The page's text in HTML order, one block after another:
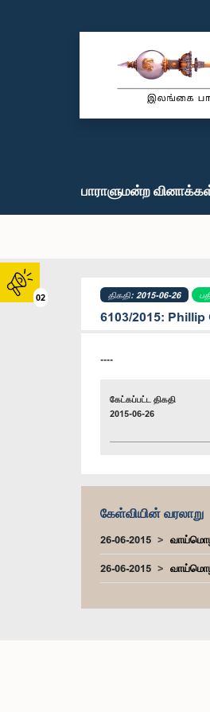
02
பாராளுமன்ற
திகதி: 2015-06-26
6103/2015:
----
கேட்கப்பட்ட திகதி
2015-06-26
கேள்வியின் வரலாறு
26-06-2015
26-06-2015